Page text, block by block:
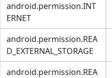
android.permission.INT
ERNET
android.permission.REA
D_EXTERNAL_STORAGE
android.permission.REA